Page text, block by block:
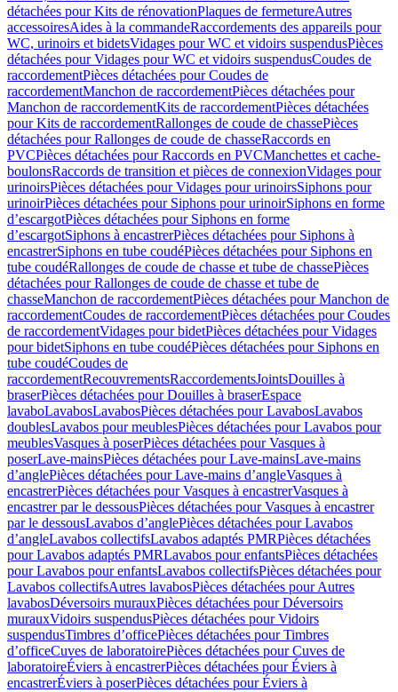
détachées pour Kits de rénovationPlaques de fermetureAutres
accessoiresAides à la commandeRaccordements des appareils pour
WC, urinoirs et bidetsVidages pour WC et vidoirs suspendusPièces
détachées pour Vidages pour WC et vidoirs suspendusCoudes de
raccordementPièces détachées pour Coudes de
raccordementManchon de raccordementPièces détachées pour
Manchon de raccordementKits de raccordementPièces détachées
pour Kits de raccordementRallonges de coude de chassePièces
détachées pour Rallonges de coude de chasseRaccords en
PVCPièces détachées pour Raccords en PVCManchettes et cache-
boulonsRaccords de transition et pièces de connexionVidages pour
urinoirsPièces détachées pour Vidages pour urinoirsSiphons pour
urinoirPièces détachées pour Siphons pour urinoirSiphons en forme
d’escargotPièces détachées pour Siphons en forme
d’escargotSiphons à encastrerPièces détachées pour Siphons à
encastrerSiphons en tube coudéPièces détachées pour Siphons en
tube coudéRallonges de coude de chasse et tube de chassePièces
détachées pour Rallonges de coude de chasse et tube de
chasseManchon de raccordementPièces détachées pour Manchon de
raccordementCoudes de raccordementPièces détachées pour Coudes
de raccordementVidages pour bidetPièces détachées pour Vidages
pour bidetSiphons en tube coudéPièces détachées pour Siphons en
tube coudéCoudes de
raccordementRecouvrementsRaccordementsJointsDouilles à
braserPièces détachées pour Douilles à braserEspace
lavaboLavabosLavabosPièces détachées pour LavabosLavabos
doublesLavabos pour meublesPièces détachées pour Lavabos pour
meublesVasques à poserPièces détachées pour Vasques à
poserLave-mainsPièces détachées pour Lave-mainsLave-mains
d’anglePièces détachées pour Lave-mains d’angleVasques à
encastrerPièces détachées pour Vasques à encastrerVasques à
encastrer par le dessousPièces détachées pour Vasques à encastrer
par le dessousLavabos d’anglePièces détachées pour Lavabos
d’angleLavabos collectifsLavabos adaptés PMRPièces détachées
pour Lavabos adaptés PMRLavabos pour enfantsPièces détachées
pour Lavabos pour enfantsLavabos collectifsPièces détachées pour
Lavabos collectifsAutres lavabosPièces détachées pour Autres
lavabosDéversoirs murauxPièces détachées pour Déversoirs
murauxVidoirs suspendusPièces détachées pour Vidoirs
suspendusTimbres dʼofficePièces détachées pour Timbres
dʼofficeCuves de laboratoirePièces détachées pour Cuves de
laboratoireÉviers à encastrerPièces détachées pour Éviers à
encastrerÉviers à poserPièces détachées pour Éviers à